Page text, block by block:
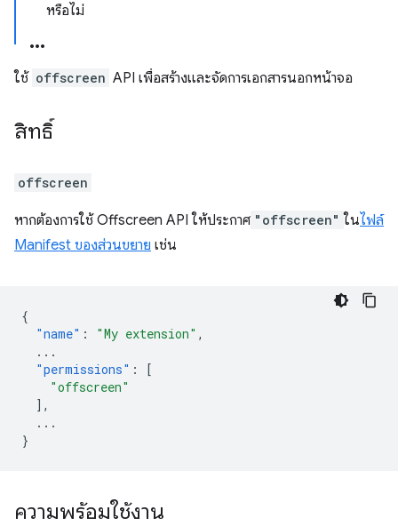
หรือไม่
ใช้ offscreen API เพื่อสร้างและจัดการเอกสารนอกหน้าจอ
สิทธิ์
offscreen
หากต้องการใช้ Offscreen API ให้ประกาศ "offscreen" ในไฟล์
Manifest ของส่วนขยาย เช่น
{
"name" : "My extension" ,
...
"permissions" :
[
"offscreen"
],
...
}
ความพร้อมใช้งาน